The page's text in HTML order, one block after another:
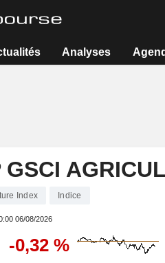
Analyses
GSCI
Index Indice
06/08/2026
-0,32 %